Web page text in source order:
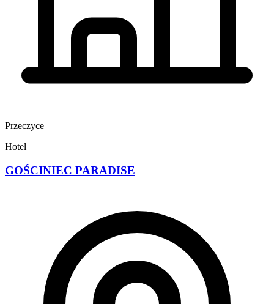
Przeczyce
Hotel
GOŚCINIEC PARADISE